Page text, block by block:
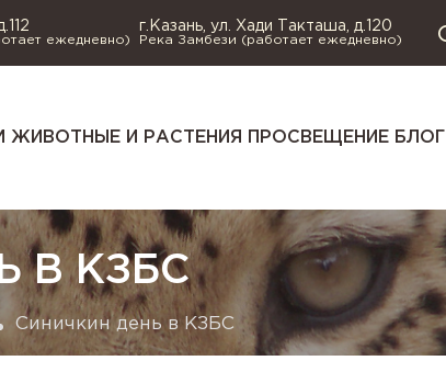
ежедневно)
г.Казань, ул. Хади Такташа, д.120
Река Замбези (работает ежедневно)
ЖИВОТНЫЕ И РАСТЕНИЯ ПРОСВЕЩЕНИЕ БЛОГ
В КЗБС
Синичкин день в КЗБС